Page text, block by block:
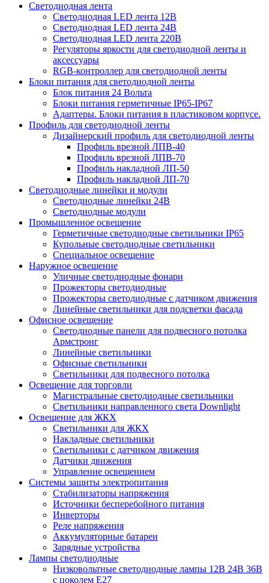
Светодиодная лента
Светодиодная LED лента 12В
Светодиодная LED лента 24В
Светодиодная LED лента 220В
Регуляторы яркости для светодиодной ленты и
аксессуары
RGB-контроллер для светодиодной ленты
Блоки питания для светодиодной ленты
Блок питания 24 Вольта
Блоки питания герметичные IP65-IP67
Адаптеры. Блоки питания в пластиковом корпусе.
Профиль для светодиодной ленты
Дизайнерский профиль для светодиодной ленты
Профиль врезной ЛПВ-40
Профиль врезной ЛПВ-70
Профиль накладной ЛП-50
Профиль накладной ЛП-70
Светодиодные линейки и модули
Светодиодные линейки 24В
Светодиодные модули
Промышленное освещение
Герметичные светодиодные светильники IP65
Купольные светодиодные светильники
Специальное освещение
Наружное освещение
Уличные светодиодные фонари
Прожекторы светодиодные
Прожекторы светодиодные с датчиком движения
Линейные светильники для подсветки фасада
Офисное освещение
Cветодиодные панели для подвесного потолка
Армстронг
Линейные светильники
Офисные светильники
Светильники для подвесного потолка
Освещение для торговли
Магистральные светодиодные светильники
Светильники направленного света Downlight
Освещение для ЖКХ
Светильники для ЖКХ
Накладные светильники
Светильники с датчиком движения
Датчики движения
Управление освещением
Системы защиты электропитания
Стабилизаторы напряжения
Источники бесперебойного питания
Инверторы
Реле напряжения
Аккумуляторные батареи
Зарядные устройства
Лампы светодиодные
Низковольтные светодиодные лампы 12В 24В 36В
с цоколем Е27